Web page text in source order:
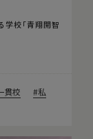
学校「青翔開智
貫校
私